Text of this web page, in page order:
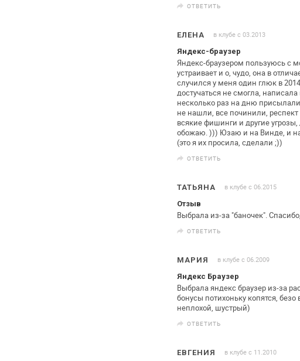
ОТВЕТИТЬ
ЕЛЕНА в клубе с 03.2013
Яндекс-браузер
Яндекс-браузером пользуюсь с
устраивает и о, чудо, она в
случился у меня один глюк в
достучаться несмогла,
несколько раз на дню
не нашли, все починили, респект
всякие фишинги и другие
обожаю. ))) Юзаю и на Винде, и
(это я их просила, сделали ;))
ОТВЕТИТЬ
ТАТЬЯНА в клубе с 06.2015
Отзыв
Выбрала из-за "баночек".
ОТВЕТИТЬ
МАРИЯ в клубе с 06.2009
Яндекс Браузер
Выбрала яндекс браузер из-за
бонусы потихоньку копятся,
неплохой, шустрый)
ОТВЕТИТЬ
ЕВГЕНИЯ в клубе с 11.2010